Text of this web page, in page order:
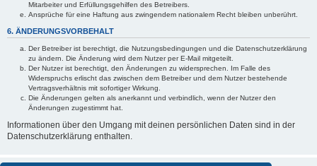
Mitarbeiter und Erfüllungsgehilfen des Betreibers.
Ansprüche für eine Haftung aus zwingendem nationalem Recht bleiben unberührt.
6. ÄNDERUNGSVORBEHALT
Der Betreiber ist berechtigt, die Nutzungsbedingungen und die Datenschutzerklärung
zu ändern. Die Änderung wird dem Nutzer per E-Mail mitgeteilt.
Der Nutzer ist berechtigt, den Änderungen zu widersprechen. Im Falle des
Widerspruchs erlischt das zwischen dem Betreiber und dem Nutzer bestehende
Vertragsverhältnis mit sofortiger Wirkung.
Die Änderungen gelten als anerkannt und verbindlich, wenn der Nutzer den
Änderungen zugestimmt hat.
Informationen über den Umgang mit deinen persönlichen Daten sind in der
Datenschutzerklärung enthalten.